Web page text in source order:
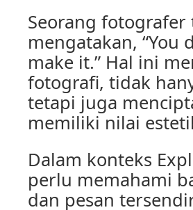
Seorang fotografer
mengatakan, “You
make it.” Hal ini
fotografi, tidak
tetapi juga
memiliki nilai
Dalam konteks
perlu memahami
dan pesan